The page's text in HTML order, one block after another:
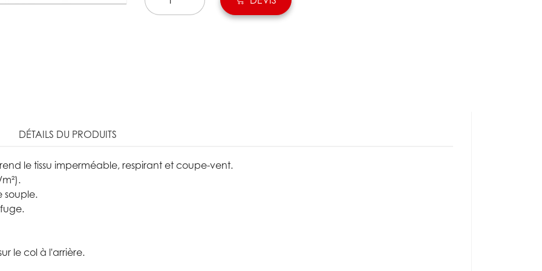
DÉTAILS DU PRODUITS
le tissu imperméable, respirant et coupe-vent.
souple.
le col à l'arrière.